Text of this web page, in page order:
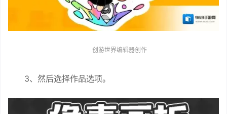
创游世界编辑器创作
3、然后选择作品选项。